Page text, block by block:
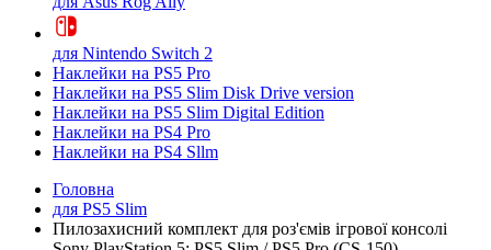
для Nintendo Switch 2
Наклейки на PS5 Pro
Наклейки на PS5 Slim Disk Drive version
Наклейки на PS5 Slim Digital Edition
Наклейки на PS4 Pro
Наклейки на PS4 Sllm
Головна
для PS5 Slim
Пилозахисний комплект для роз'ємів ігрової консолі